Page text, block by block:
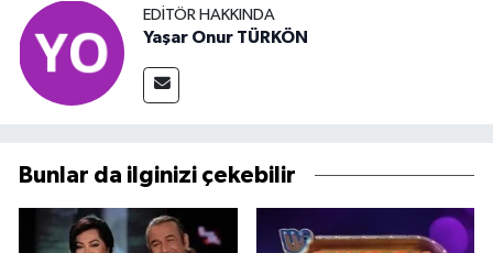
EDITÖR HAKKINDA
Yaşar Onur TÜRKÖN
Bunlar da ilginizi çekebilir